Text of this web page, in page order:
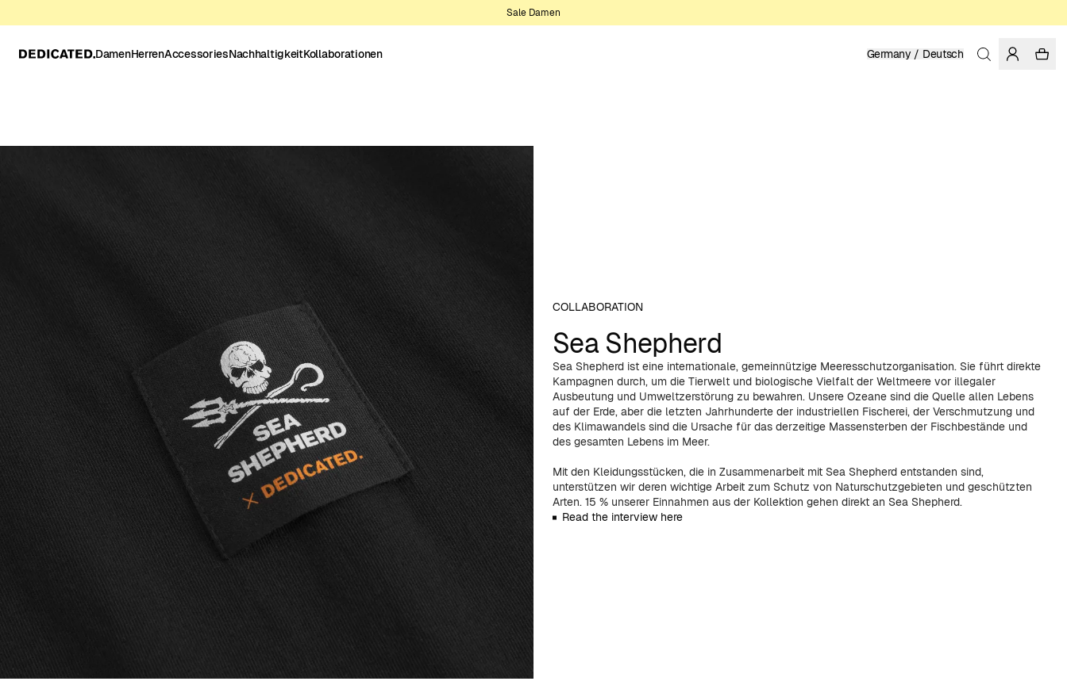
Sale Damen
DamenHerrenAccessoriesNachhaltigkeitKollaborationen Germany / Deutsch
COLLABORATION
Sea Shepherd
Sea Shepherd ist eine internationale, gemeinnützige Meeresschutzorganisation. Sie führt direkte
Kampagnen durch, um die Tierwelt und biologische Vielfalt der Weltmeere vor illegaler
Ausbeutung und Umweltzerstörung zu bewahren. Unsere Ozeane sind die Quelle allen Lebens
auf der Erde, aber die letzten Jahrhunderte der industriellen Fischerei, der Verschmutzung und
des Klimawandels sind die Ursache für das derzeitige Massensterben der Fischbestände und
des gesamten Lebens im Meer.
Mit den Kleidungsstücken, die in Zusammenarbeit mit Sea Shepherd entstanden sind,
unterstützen wir deren wichtige Arbeit zum Schutz von Naturschutzgebieten und geschützten
Arten. 15 % unserer Einnahmen aus der Kollektion gehen direkt an Sea Shepherd.
Read the interview here